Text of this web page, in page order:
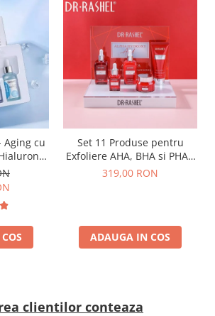
Aging cu
Facial
Set 11 Produse pentru
Exfoliere AHA, BHA si PHA -
Dr. Rashel Miracle Renewal
319,00 RON
ADAUGA IN COS
clientilor conteaza